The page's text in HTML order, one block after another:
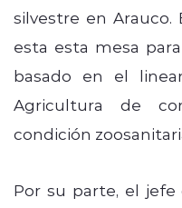
silvestre en Arauco.
esta esta mesa
basado en el
Agricultura de
condición
Por su parte, el